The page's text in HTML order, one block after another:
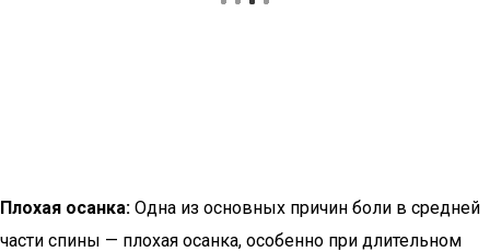
Плохая осанка: Одна из основных причин боли в средней
части спины — плохая осанка, особенно при длительном